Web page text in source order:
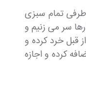
تمام سبزی
سر می زنیم و
قبل خرد کرده و
کرده و اجازه